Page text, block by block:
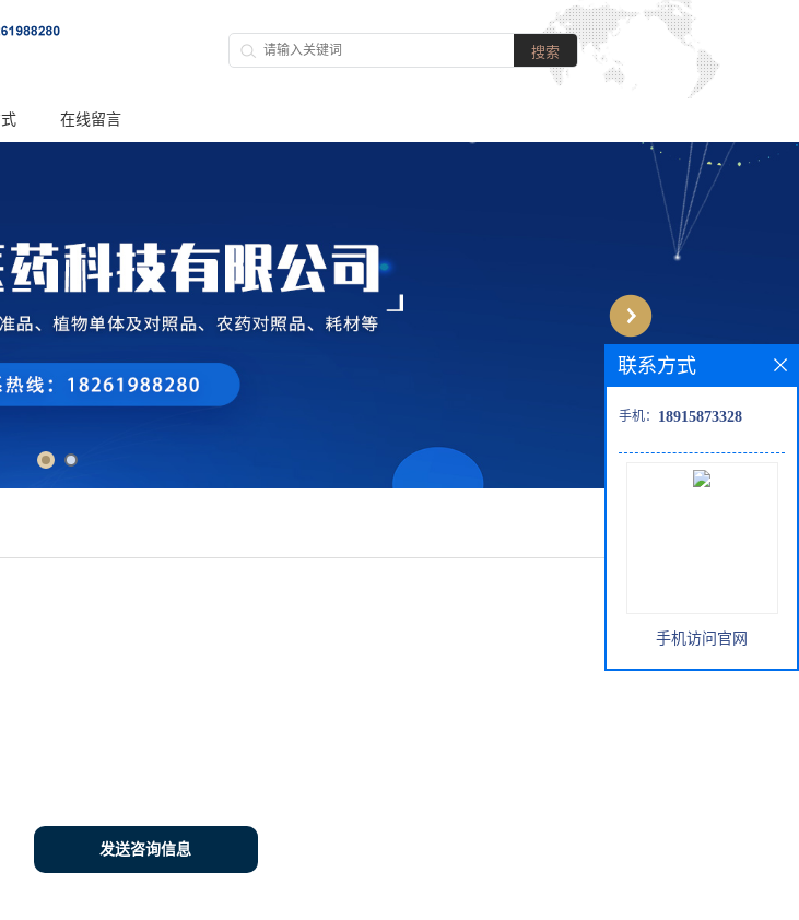
在线留言
发送咨询信息
联系方式
手机： 18915873328
手机访问官网